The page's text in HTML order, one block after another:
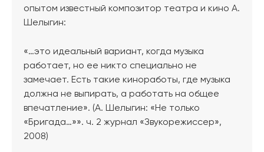
опытом известный композитор театра и кино А.
Шелыгин:
«…это идеальный вариант, когда музыка
работает, но ее никто специально не
замечает. Есть такие киноработы, где музыка
должна не выпирать, а работать на общее
впечатление». (А. Шелыгин: «Не только
«Бригада…»». ч. 2 журнал «Звукорежиссер»,
2008)